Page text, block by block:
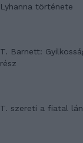
Lyhanna története
T. Barnett:
rész
T. szereti a fiatal